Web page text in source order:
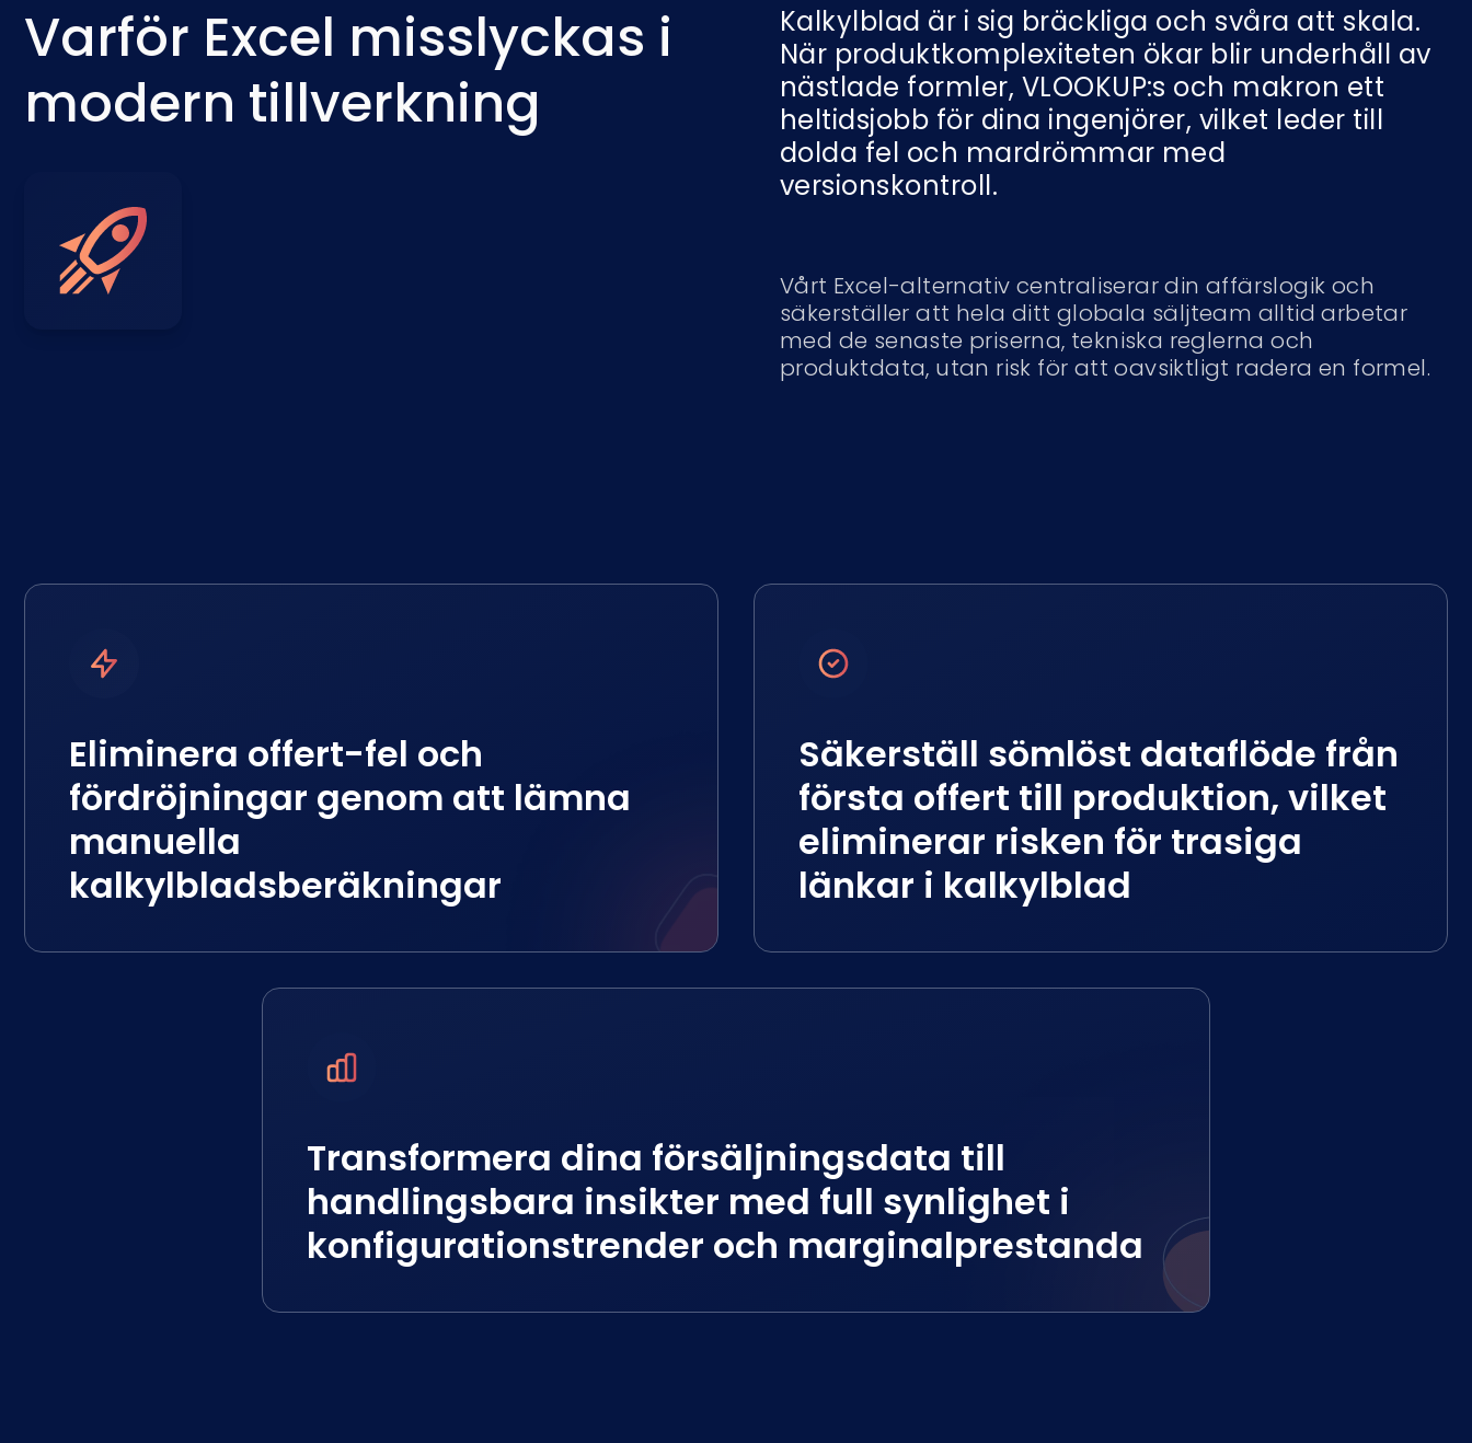
Varför Excel misslyckas i
modern tillverkning
Kalkylblad är i sig bräckliga och svåra att skala.
När produktkomplexiteten ökar blir underhåll av
nästlade formler, VLOOKUP:s och makron ett
heltidsjobb för dina ingenjörer, vilket leder till
dolda fel och mardrömmar med
versionskontroll.
Vårt Excel-alternativ centraliserar din affärslogik och
säkerställer att hela ditt globala säljteam alltid arbetar
med de senaste priserna, tekniska reglerna och
produktdata, utan risk för att oavsiktligt radera en formel.
Eliminera offert-fel och
fördröjningar genom att lämna
manuella
kalkylbladsberäkningar
Säkerställ sömlöst dataflöde från
första offert till produktion, vilket
eliminerar risken för trasiga
länkar i kalkylblad
Transformera dina försäljningsdata till
handlingsbara insikter med full synlighet i
konfigurationstrender och marginalprestanda